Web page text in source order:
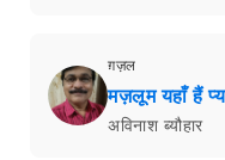
ग़ज़ल
मज़लूम यहाँ हैं
अविनाश ब्यौहार